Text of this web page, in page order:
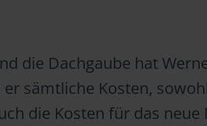
die Dachgaube hat
sämtliche Kosten,
die Kosten für das neue